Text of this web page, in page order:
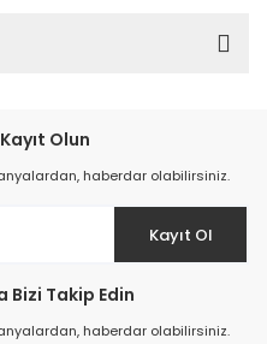
Olun
haberdar olabilirsiniz.
Kayıt Ol
Bizi Takip Edin
haberdar olabilirsiniz.